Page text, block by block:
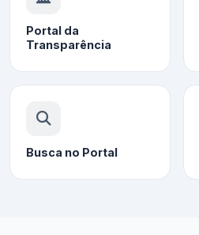
Portal da
Transparência
Busca no Portal